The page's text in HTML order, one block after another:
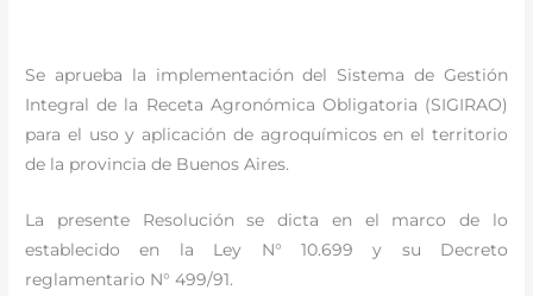
Se aprueba la implementación del Sistema de Gestión
Integral de la Receta Agronómica Obligatoria (SIGIRAO)
para el uso y aplicación de agroquímicos en el territorio
de la provincia de Buenos Aires.
La presente Resolución se dicta en el marco de lo
establecido en la Ley N° 10.699 y su Decreto
reglamentario N° 499/91.